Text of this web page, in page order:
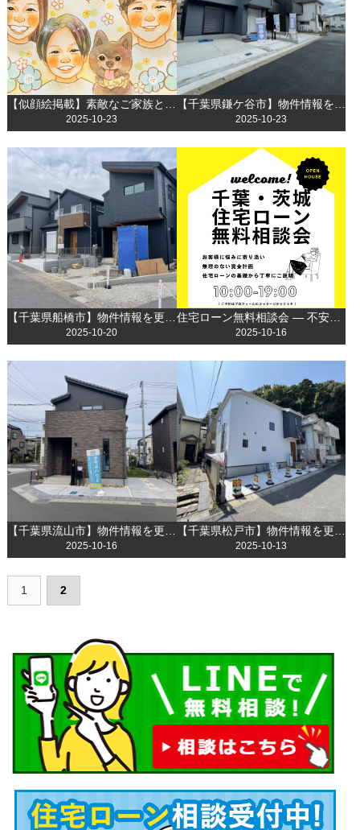
2025-10-23 2025-10-23
2025-10-20
住宅ローン無料相談会 ― 不安を解消して理想のマイホームへ！
2025-10-16
2025-10-16 2025-10-13
1 2